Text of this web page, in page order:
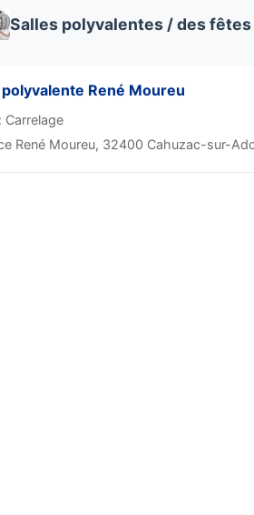
Salles polyvalentes / des
polyvalente René Moureu
Carrelage
René Moureu, 32400 Cahuzac-sur-